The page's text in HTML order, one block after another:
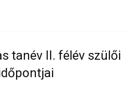
tanév II. félév szülői